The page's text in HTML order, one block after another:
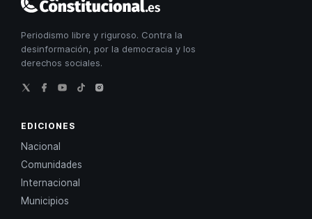
Constitucional
Periodismo libre y riguroso. Contra la
desinformación, por la democracia y los
derechos sociales.
EDICIONES
Nacional
Comunidades
Internacional
Municipios